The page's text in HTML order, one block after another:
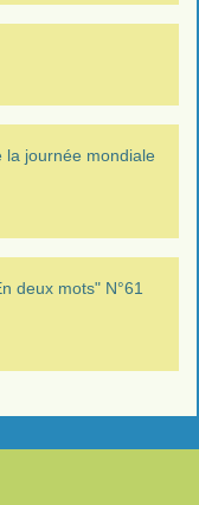
la journée mondiale
deux mots" N°61